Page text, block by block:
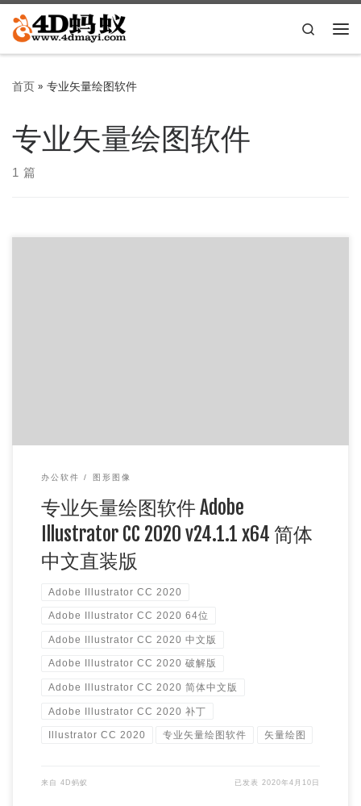
Skip to content
Search
首页» 专业矢量绘图软件
专业矢量绘图软件
1 篇
办公软件 图形图像
专业矢量绘图软件 Adobe
Illustrator CC 2020 v24.1.1 x64 简体
中文直装版
Adobe Illustrator CC 2020
Adobe Illustrator CC 2020 64位
Adobe Illustrator CC 2020 中文版
Adobe Illustrator CC 2020 破解版
Adobe Illustrator CC 2020 简体中文版
Adobe Illustrator CC 2020 补丁
Illustrator CC 2020 专业矢量绘图软件 矢量绘图
来自 4D蚂蚁 已发表 2020年4月10日